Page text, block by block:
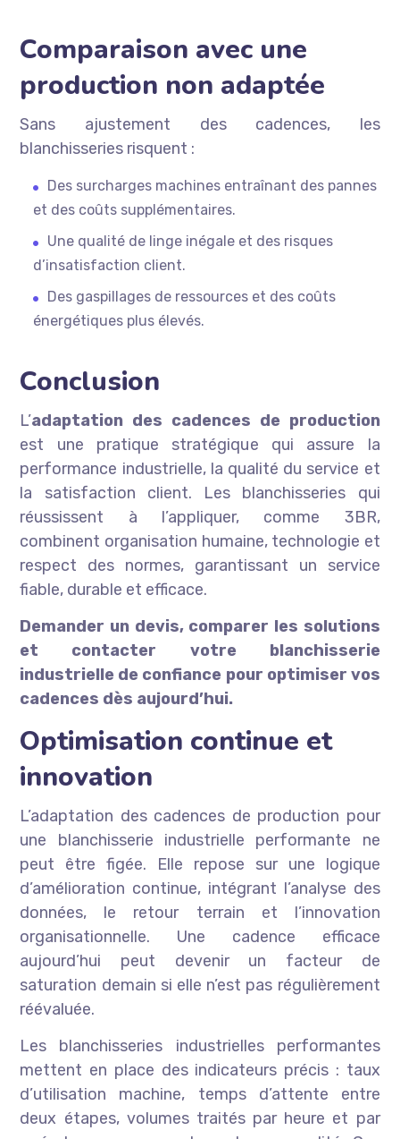
Comparaison avec une
production non adaptée
Sans ajustement des cadences, les
blanchisseries risquent :
Des surcharges machines entraînant des pannes
et des coûts supplémentaires.
Une qualité de linge inégale et des risques
d’insatisfaction client.
Des gaspillages de ressources et des coûts
énergétiques plus élevés.
Conclusion
L’adaptation des cadences de production
est une pratique stratégique qui assure la
performance industrielle, la qualité du service et
la satisfaction client. Les blanchisseries qui
réussissent à l’appliquer, comme 3BR,
combinent organisation humaine, technologie et
respect des normes, garantissant un service
fiable, durable et efficace.
Demander un devis, comparer les solutions
et contacter votre blanchisserie
industrielle de confiance pour optimiser vos
cadences dès aujourd’hui.
Optimisation continue et
innovation
L’adaptation des cadences de production pour
une blanchisserie industrielle performante ne
peut être figée. Elle repose sur une logique
d’amélioration continue, intégrant l’analyse des
données, le retour terrain et l’innovation
organisationnelle. Une cadence efficace
aujourd’hui peut devenir un facteur de
saturation demain si elle n’est pas régulièrement
réévaluée.
Les blanchisseries industrielles performantes
mettent en place des indicateurs précis : taux
d’utilisation machine, temps d’attente entre
deux étapes, volumes traités par heure et par